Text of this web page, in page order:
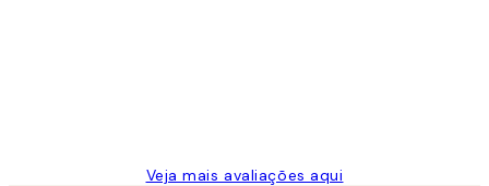
Veja mais avaliações aqui